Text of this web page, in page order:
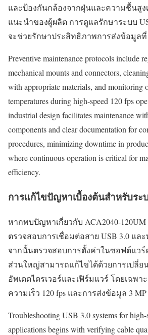
และป้องกันกล้องจากฝุ่นและความชื้นสูง
แนะนำของผู้ผลิต การดูแลรักษาระบบ
จะช่วยรักษาประสิทธิภาพการส่งข้อมูลที่
Preventive maintenance protocols include
mechanical mounts and connectors,
with appropriate materials, and monitoring
temperatures during high-speed 120 fps
industrial design facilitates maintenance
components and clear documentation for
procedures, minimizing downtime in
where continuous operation is critical for
efficiency.
การแก้ไขปัญหาเบื้องต้นสำหรับระ
หากพบปัญหาเกี่ยวกับ ACA2040-
ตรวจสอบการเชื่อมต่อสาย USB 3.0 แล
จากนั้นตรวจสอบการตั้งค่าในซอฟต์แว
ส่วนใหญ่สามารถแก้ไขได้ด้วยการเปลี่ย
อัพเดตไดรเวอร์และเฟิร์มแวร์ โดยเฉพ
ความเร็ว 120 fps และการส่งข้อมูล 3 MP
Troubleshooting USB 3.0 systems for
applications begins with verifying cable